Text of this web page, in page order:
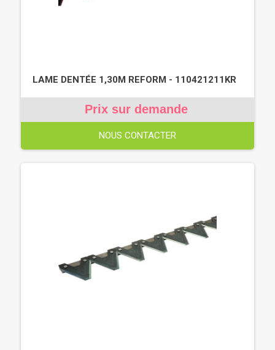
LAME DENTÉE 1,30M REFORM - 110421211KR
Prix sur demande
NOUS CONTACTER